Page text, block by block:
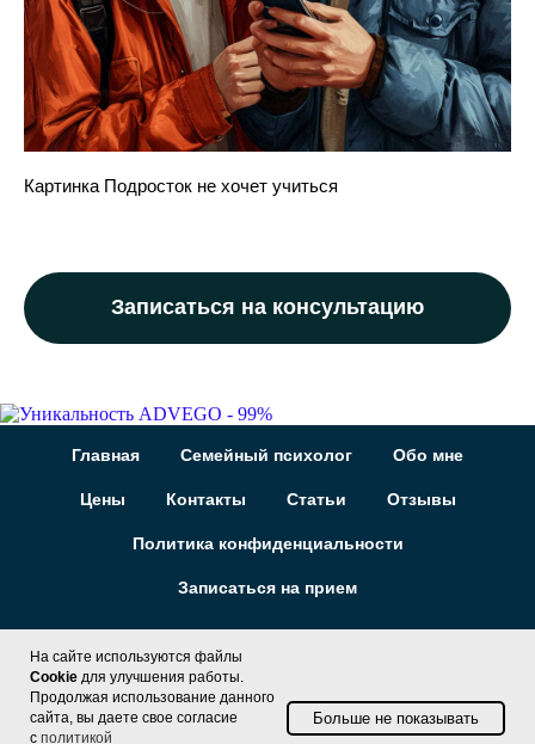
Картинка Подросток не хочет учиться
Записаться на консультацию
На сайте используются файлы
Cookie для улучшения работы.
Продолжая использование данного
сайта, вы даете свое согласие
с политикой
Больше не показывать
Главная Семейный психолог Обо мне
Цены Контакты Статьи Отзывы
Политика конфиденциальности
Записаться на прием